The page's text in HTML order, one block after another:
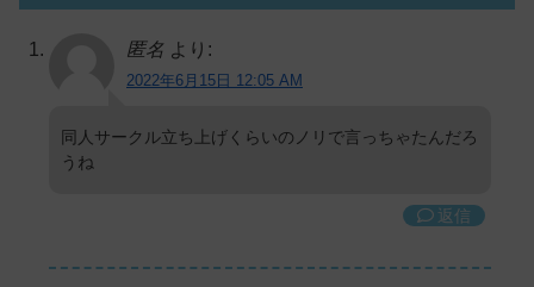
匿名 より:
2022年6月15日 12:05 AM
同人サークル立ち上げくらいのノリで言っちゃたんだろ
うね
返信